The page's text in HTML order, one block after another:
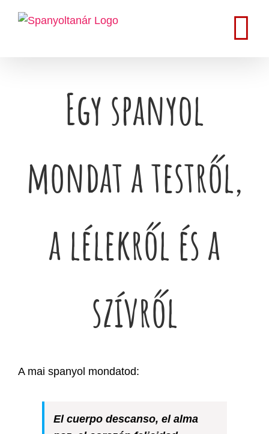
Egy spanyol
mondat a testről,
a lélekről és a
szívről
A mai spanyol mondatod:
El cuerpo descanso, el alma